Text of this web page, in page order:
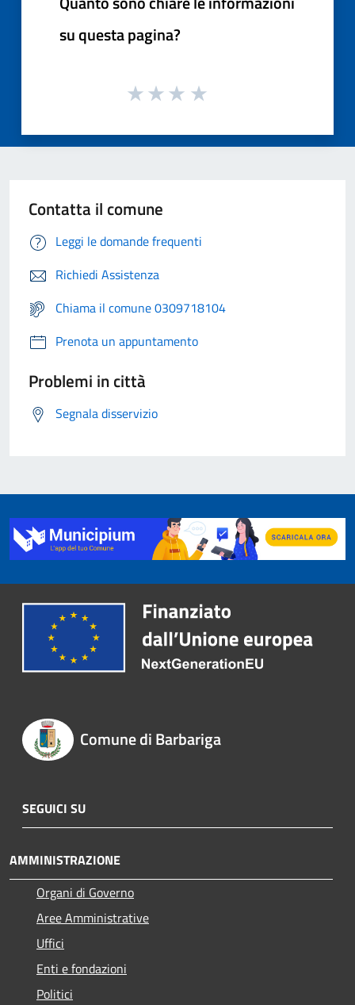
su questa pagina?
Contatta il comune
Leggi le domande frequenti
Richiedi Assistenza
Chiama il comune 0309718104
Prenota un appuntamento
Problemi in città
Segnala disservizio
Comune di Barbariga
SEGUICI SU
AMMINISTRAZIONE
Organi di Governo
Aree Amministrative
Uffici
Enti e fondazioni
Politici